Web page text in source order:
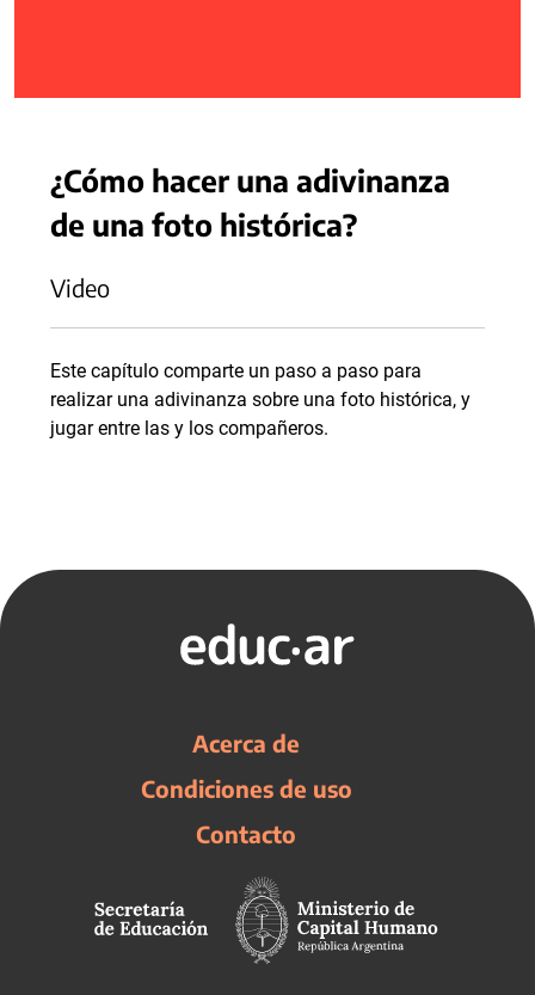
¿Cómo hacer una adivinanza
de una foto histórica?
Video
Este capítulo comparte un paso a paso para
realizar una adivinanza sobre una foto histórica, y
jugar entre las y los compañeros.
Acerca de
Condiciones de uso
Contacto